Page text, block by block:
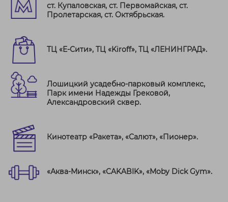
ст. Купаловская, ст. Первомайская, ст.
Пролетарская, ст. Октябрьская.
ТЦ «Е-Сити», ТЦ «Kiroff», ТЦ «ЛЕНИНГРАД».
Лошицкий усадебно-парковый комплекс,
Парк имени Надежды Грековой,
Александровский сквер.
Кинотеатр «Ракета», «Салют», «Пионер».
«Аква-Минск», «CAKABIK», «Moby Dick Gym».